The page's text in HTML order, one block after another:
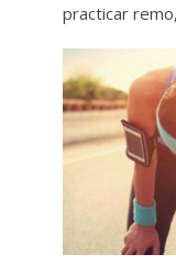
practicar